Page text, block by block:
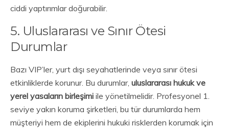
ciddi yaptırımlar doğurabilir.
5. Uluslararası ve Sınır Ötesi
Durumlar
Bazı VIP’ler, yurt dışı seyahatlerinde veya sınır ötesi
etkinliklerde korunur. Bu durumlar, uluslararası hukuk ve
yerel yasaların birleşimi ile yönetilmelidir. Profesyonel 1.
seviye yakın koruma şirketleri, bu tür durumlarda hem
müşteriyi hem de ekiplerini hukuki risklerden korumak için